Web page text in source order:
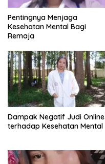
Pentingnya Menjaga
Kesehatan Mental Bagi
Remaja
Dampak Negatif Judi Online
terhadap Kesehatan Mental